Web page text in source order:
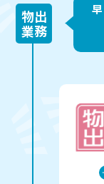
物出
業務